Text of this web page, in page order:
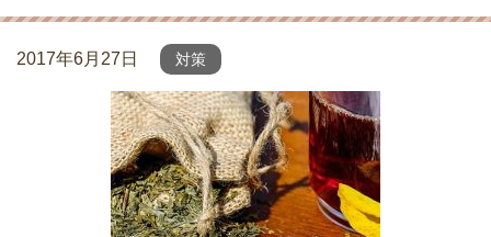
2017年6月27日 対策